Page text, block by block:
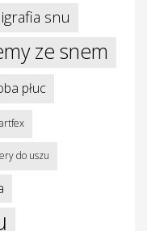
snu
ze snem
płuc
do uszu